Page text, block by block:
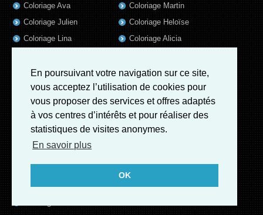
En poursuivant votre navigation sur ce site,
vous acceptez l’utilisation de cookies pour
vous proposer des services et offres adaptés
à vos centres d’intérêts et pour réaliser des
statistiques de visites anonymes.
En savoir plus
OK
Coloriage Ava
Coloriage Julien
Coloriage Lina
Coloriage Arthur
Coloriage Noe
Coloriage William
Coloriage Martin
Coloriage Heloïse
Coloriage Alicia
Coloriage Rayan
Coloriage Iris
Coloriage Ambre
Coloriage Charles
Coloriage Oscar
Coloriage Pierre